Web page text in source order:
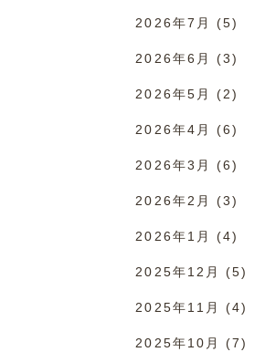
2026年7月 (5)
2026年6月 (3)
2026年5月 (2)
2026年4月 (6)
2026年3月 (6)
2026年2月 (3)
2026年1月 (4)
2025年12月 (5)
2025年11月 (4)
2025年10月 (7)